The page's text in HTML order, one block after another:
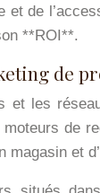
de
**ROI**.
de
et les
de
et